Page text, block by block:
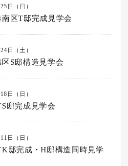
日（日）
区T邸完成見学会
日（土）
S邸構造見学会
日（日）
邸完成見学会
日（日）
邸完成・H邸構造同時見学